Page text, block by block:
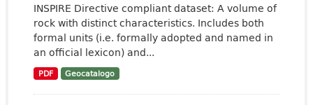
INSPIRE Directive compliant dataset: A volume of
rock with distinct characteristics. Includes both
formal units (i.e. formally adopted and named in
an official lexicon) and...
PDF Geocatalogo